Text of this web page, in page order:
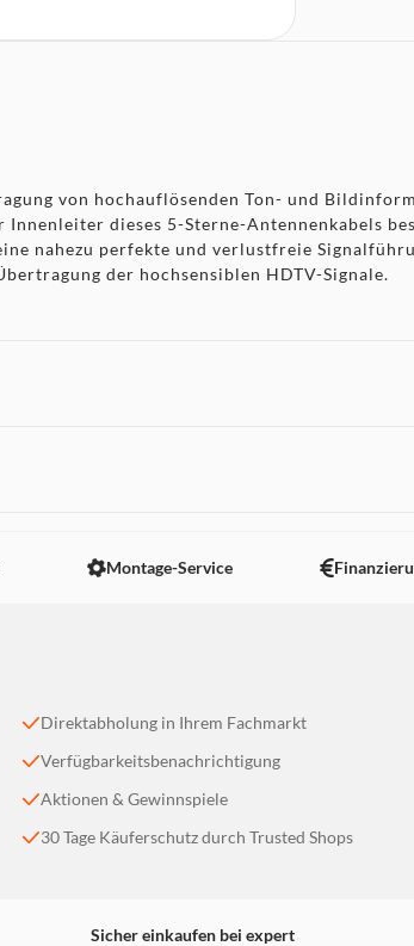
von hochauflösenden Ton- und
Innenleiter dieses 5-Sterne-Antennenkabels
nahezu perfekte und verlustfreie
der hochsensiblen HDTV-Signale.
Montage-Service
Direktabholung in Ihrem Fachmarkt
Verfügbarkeitsbenachrichtigung
Aktionen & Gewinnspiele
30 Tage Käuferschutz durch Trusted Shops
Sicher einkaufen bei expert